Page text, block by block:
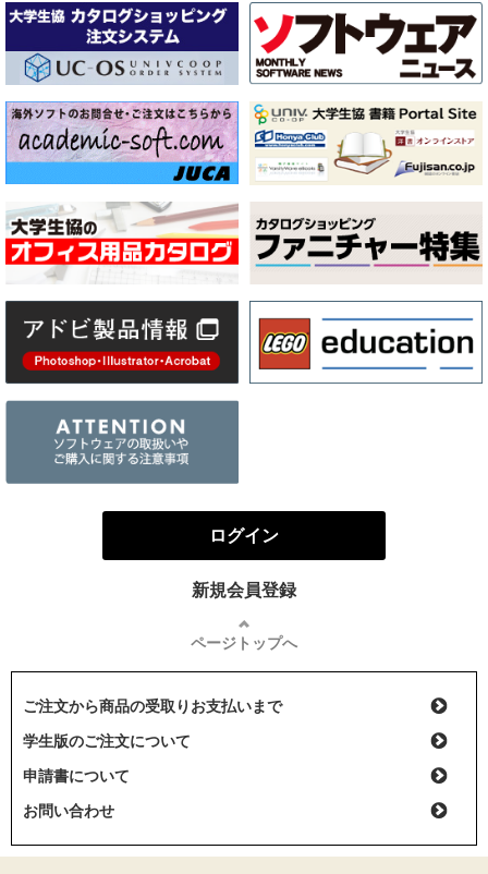
ログイン
新規会員登録
ページトップへ
ご注文から商品の受取りお支払いまで
学生版のご注文について
申請書について
お問い合わせ